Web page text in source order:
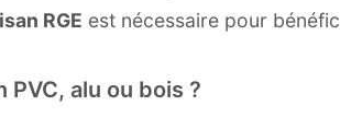
RGE est nécessaire pour
alu ou bois ?